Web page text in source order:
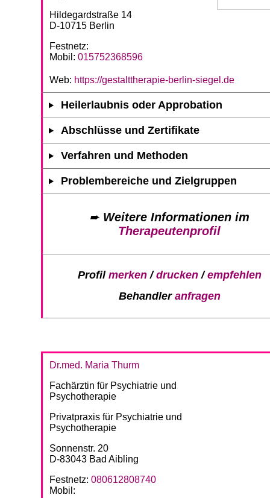
Hildegardstraße 14
D-10715 Berlin
Festnetz:
Mobil: 015752368596
Web: https://gestalttherapie-berlin-siegel.de
Heilerlaubnis oder Approbation
Abschlüsse und Zertifikate
Verfahren und Methoden
Problembereiche und Zielgruppen
➨ Weitere Informationen im
Therapeutenprofil
Profil merken/drucken/empfehlen
Behandler anfragen
Dr.med. Maria Thurm
Fachärztin für Psychiatrie und
Psychotherapie
Privatpraxis für Psychiatrie und
Psychotherapie
Sonnenstr. 20
D-83043 Bad Aibling
Festnetz: 080612808740
Mobil: